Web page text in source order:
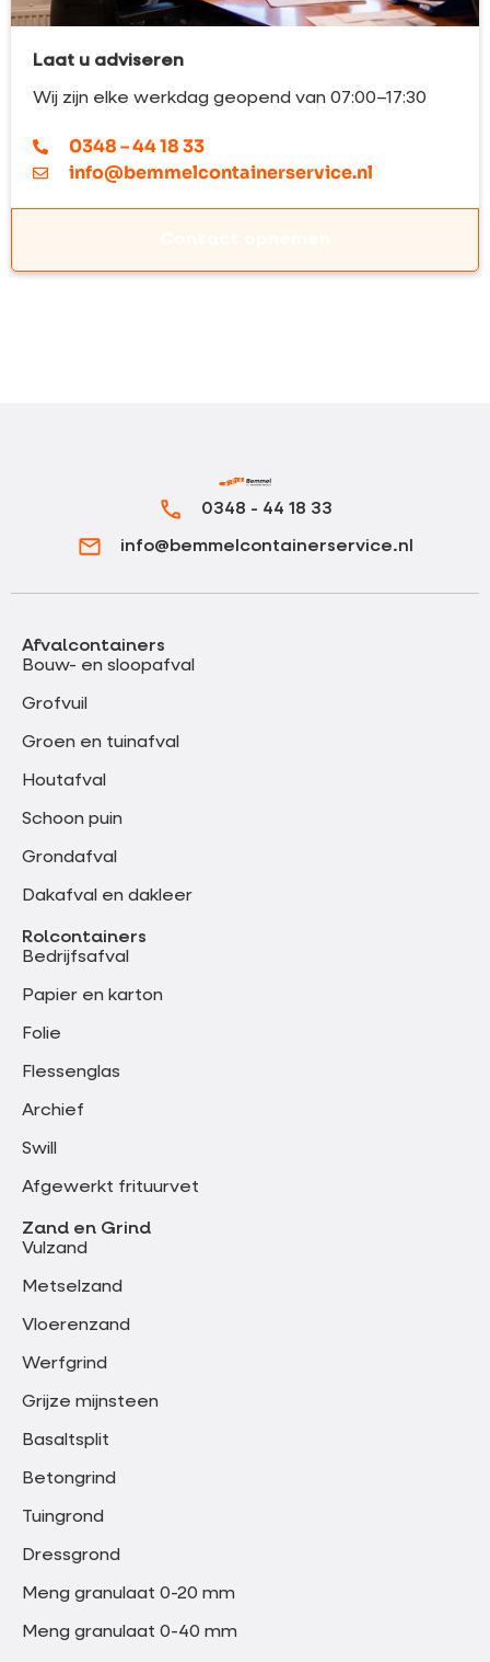
Laat u adviseren
Wij zijn elke werkdag geopend van 07:00–17:30
0348 – 44 18 33
info@bemmelcontainerservice.nl
0348 - 44 18 33
info@bemmelcontainerservice.nl
Afvalcontainers
Bouw- en sloopafval
Grofvuil
Groen en tuinafval
Houtafval
Schoon puin
Grondafval
Dakafval en dakleer
Rolcontainers
Bedrijfsafval
Papier en karton
Folie
Flessenglas
Archief
Swill
Afgewerkt frituurvet
Zand en Grind
Vulzand
Metselzand
Vloerenzand
Werfgrind
Grijze mijnsteen
Basaltsplit
Betongrind
Tuingrond
Dressgrond
Meng granulaat 0-20 mm
Meng granulaat 0-40 mm